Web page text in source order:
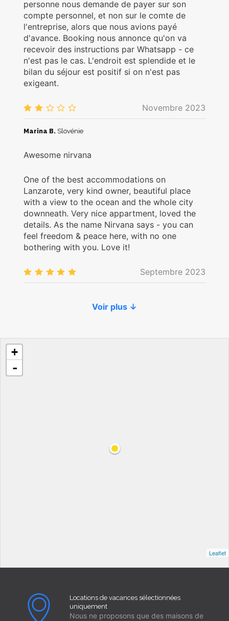
personne nous demande de payer sur son
compte personnel, et non sur le comte de
l'entreprise, alors que nous avions payé
d'avance. Booking nous annonce qu'on va
recevoir des instructions par Whatsapp - ce
n'est pas le cas. L'endroit est splendide et le
bilan du séjour est positif si on n'est pas
exigeant.
Novembre 2023
Marina B. Slovénie
Awesome nirvana
One of the best accommodations on
Lanzarote, very kind owner, beautiful place
with a view to the ocean and the whole city
downneath. Very nice appartment, loved the
details. As the name Nirvana says - you can
feel freedom & peace here, with no one
bothering with you. Love it!
Septembre 2023
Voir plus ↓
+
-
Leaflet
Locations de vacances sélectionnées
uniquement
Nous ne proposons que des maisons de